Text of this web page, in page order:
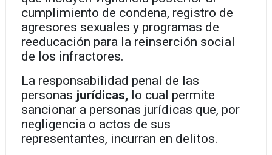
cumplimiento de condena, registro de
agresores sexuales y programas de
reeducación para la reinserción social
de los infractores.
La responsabilidad penal de las
personas jurídicas, lo cual permite
sancionar a personas jurídicas que, por
negligencia o actos de sus
representantes, incurran en delitos.